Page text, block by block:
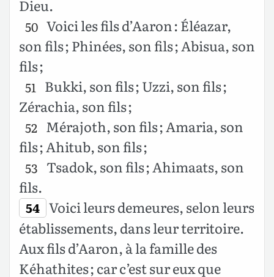
Dieu.
50 Voici les fils d’Aaron : Éléazar,
son fils ; Phinées, son fils ; Abisua, son
fils ;
51 Bukki, son fils ; Uzzi, son fils ;
Zérachia, son fils ;
52 Mérajoth, son fils ; Amaria, son
fils ; Ahitub, son fils ;
53 Tsadok, son fils ; Ahimaats, son
fils.
54 Voici leurs demeures, selon leurs
établissements, dans leur territoire.
Aux fils d’Aaron, à la famille des
Kéhathites ; car c’est sur eux que